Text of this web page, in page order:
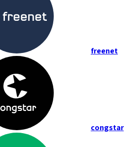
freenet
congstar